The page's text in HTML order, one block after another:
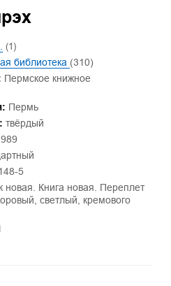
(1)
библиотека (310)
Пермское книжное
Пермь
твёрдый
5
новая. Книга новая. Переплет
светлый, кремового